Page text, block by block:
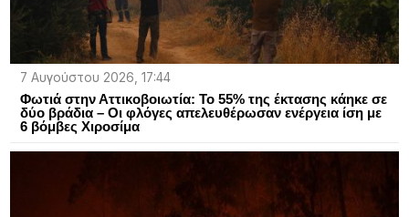
7 Αυγούστου 2026, 17:44
Φωτιά στην Αττικοβοιωτία: Το 55% της έκτασης κάηκε σε
δύο βράδια – Οι φλόγες απελευθέρωσαν ενέργεια ίση με
6 βόμβες Χιροσίμα